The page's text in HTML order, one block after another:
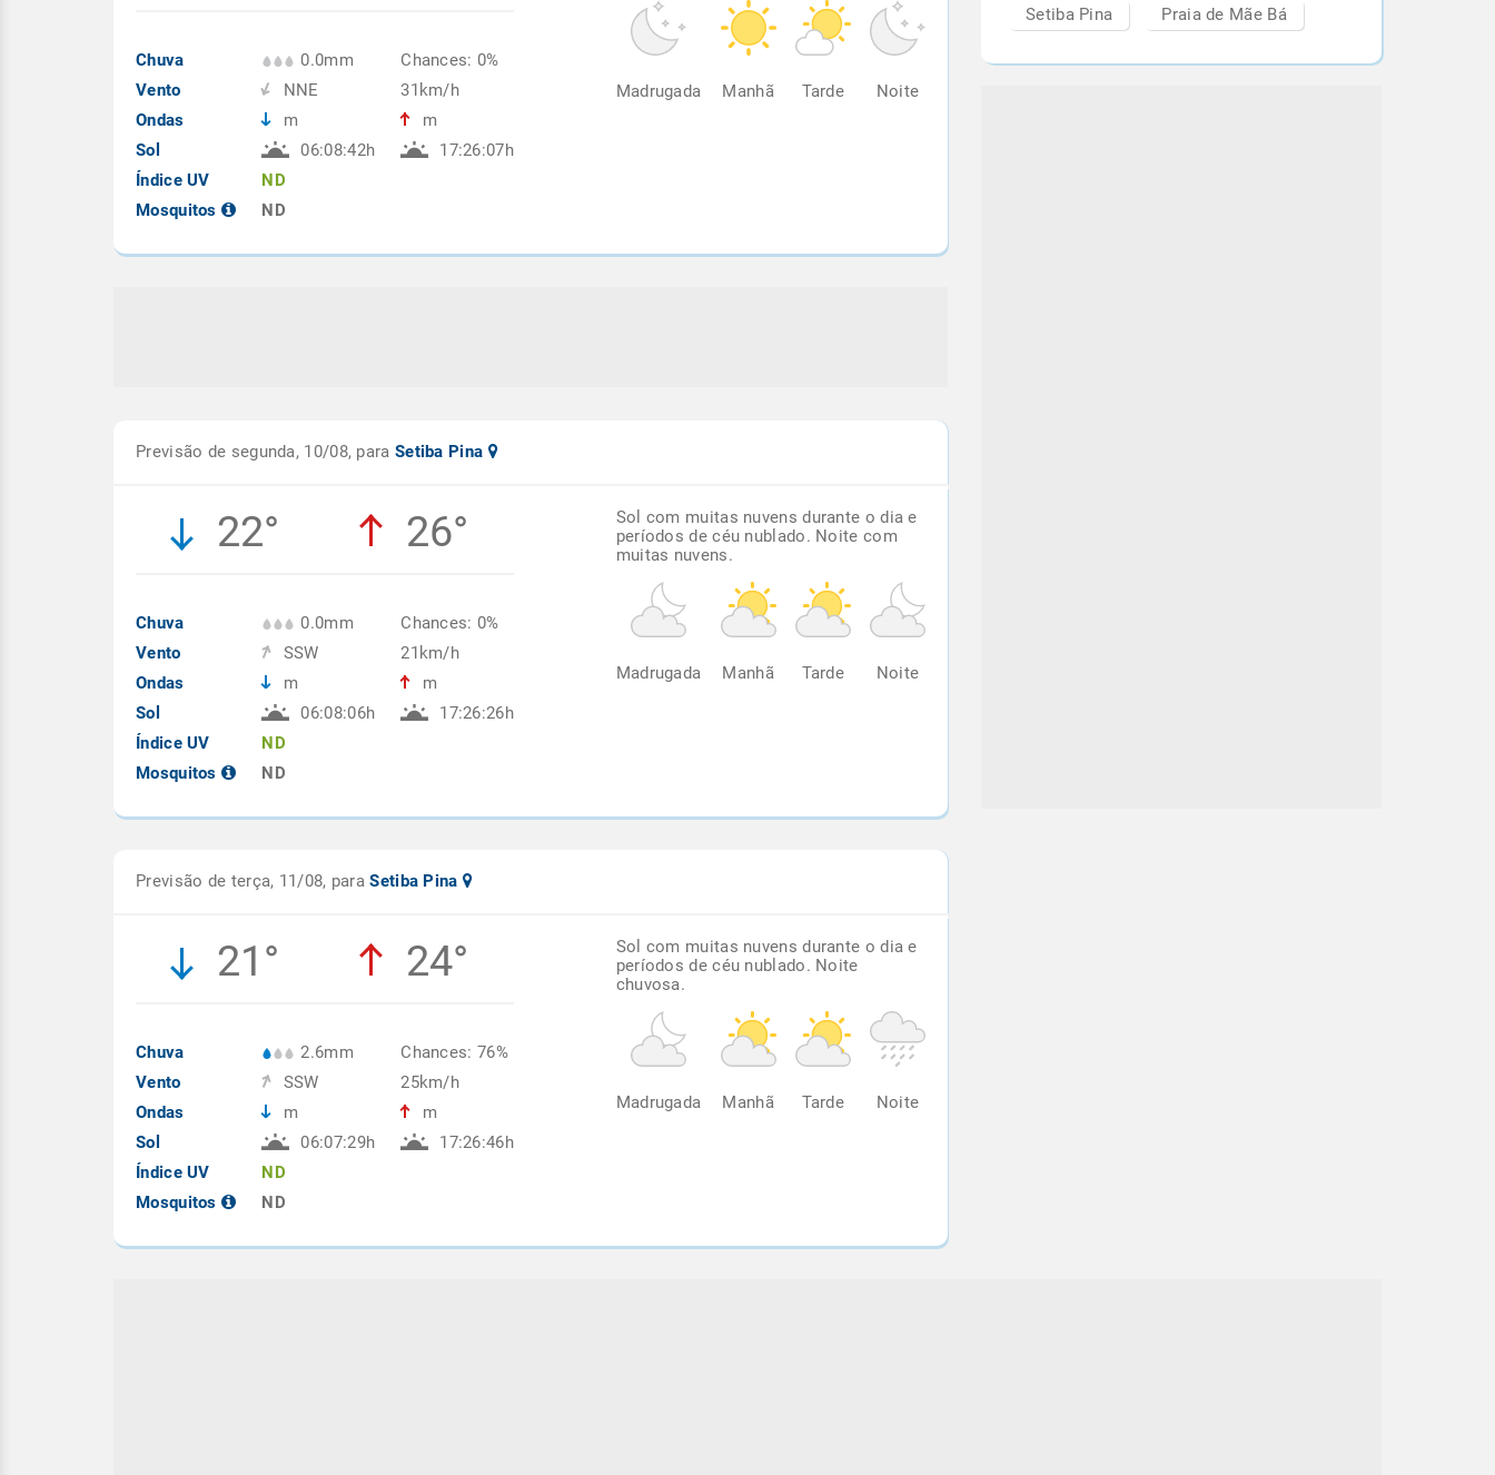
Chuva
Vento
Ondas
Sol
Índice UV
Mosquitos
0.0mm
NNE
m
06:08:42h
ND
ND
Chances: 0%
31km/h
m
17:26:07h
Madrugada Manhã Tarde Noite
Previsão de segunda, 10/08, para Setiba Pina
22° 26°
Chuva
Vento
Ondas
Sol
Índice UV
Mosquitos
0.0mm
SSW
m
06:08:06h
ND
ND
Chances: 0%
21km/h
m
17:26:26h
Sol com muitas nuvens durante o dia e
períodos de céu nublado. Noite com
muitas nuvens.
Madrugada Manhã Tarde Noite
Previsão de terça, 11/08, paraSetiba Pina
21° 24°
Chuva
Vento
Ondas
Sol
Índice UV
Mosquitos
2.6mm
SSW
m
06:07:29h
ND
ND
Chances: 76%
25km/h
m
17:26:46h
Sol com muitas nuvens durante o dia e
períodos de céu nublado. Noite
chuvosa.
Madrugada Manhã Tarde Noite
Setiba Pina Praia de Mãe Bá